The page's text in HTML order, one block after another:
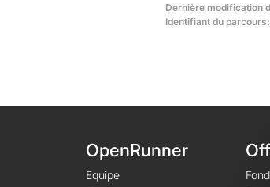
Dernière modification
Identifiant du
OpenRunner
Equipe